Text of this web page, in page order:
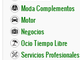
Moda Complementos
Motor
Negocios
Ocio Tiempo Libre
Servicios Profesionales